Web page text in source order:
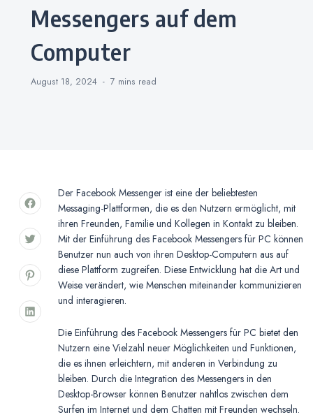
Messengers auf dem
Computer
August 18, 2024 7 mins read
Der Facebook Messenger ist eine der beliebtesten
Messaging-Plattformen, die es den Nutzern ermöglicht, mit
ihren Freunden, Familie und Kollegen in Kontakt zu bleiben.
Mit der Einführung des Facebook Messengers für PC können
Benutzer nun auch von ihren Desktop-Computern aus auf
diese Plattform zugreifen. Diese Entwicklung hat die Art und
Weise verändert, wie Menschen miteinander kommunizieren
und interagieren.
Die Einführung des Facebook Messengers für PC bietet den
Nutzern eine Vielzahl neuer Möglichkeiten und Funktionen,
die es ihnen erleichtern, mit anderen in Verbindung zu
bleiben. Durch die Integration des Messengers in den
Desktop-Browser können Benutzer nahtlos zwischen dem
Surfen im Internet und dem Chatten mit Freunden wechseln.